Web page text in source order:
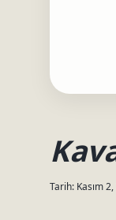
Tarih: Kasım